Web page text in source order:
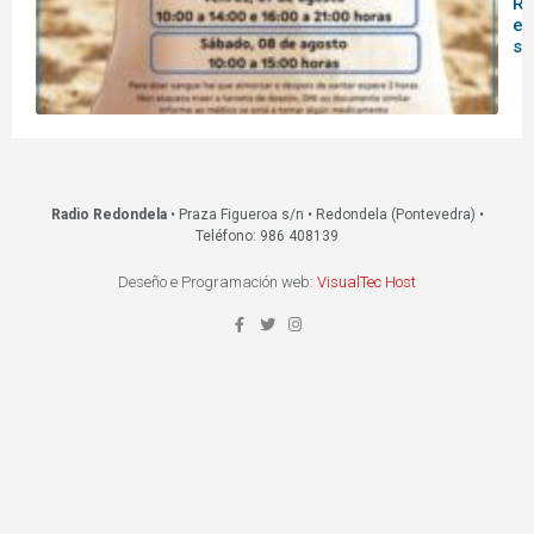
Radio Redondela• Praza Figueroa s/n • Redondela (Pontevedra) •
Teléfono: 986 408139
Deseño e Programación web: VisualTec Host